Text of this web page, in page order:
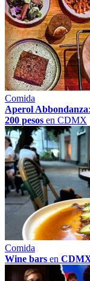
Comida
Aperol Abbondanza
200 pesos en CDMX
Comida
Wine bars en